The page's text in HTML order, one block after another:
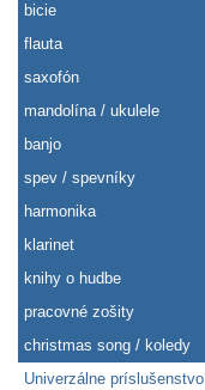
bicie
flauta
saxofón
mandolína / ukulele
banjo
spev / spevníky
harmonika
klarinet
knihy o hudbe
pracovné zošity
christmas song / koledy
Univerzálne príslušenstvo